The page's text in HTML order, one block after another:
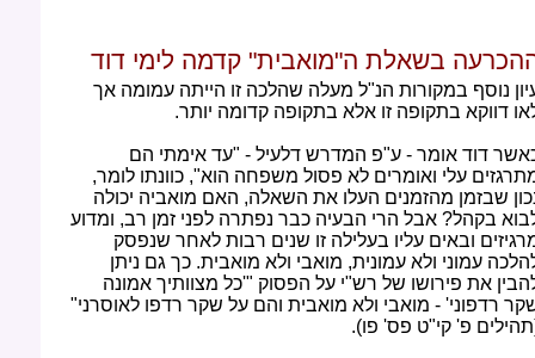
בשאלת ה"מואבית" קדמה לימי דוד
נוסף במקורות הנ"ל מעלה שהלכה זו הייתה עמומה אך
דווקא בתקופה זו אלא בתקופה קדומה יותר.
דוד אומר - ע"פ המדרש דלעיל - "עד אימתי הם
עלי ואומרים לא פסול משפחה הוא", כוונתו לומר,
שבזמן מהזמנים העלו את השאלה, האם מואביה יכולה
בקהל? אבל הרי הבעיה כבר נפתרה לפני זמן רב, ומדוע
ובאים עליו בעלילה זו שנים רבות לאחר שנפסק
עמוני ולא עמונית, מואבי ולא מואבית. כך גם ניתן
את פירושו של רש"י על הפסוק "'כל מצוותיך אמונה
רדפוני' - מואבי ולא מואבית והם על שקר רדפו לאוסרני"
פ' קי"ט פס' פו).